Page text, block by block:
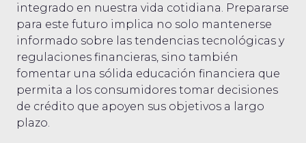
integrado en nuestra vida cotidiana. Prepararse
para este futuro implica no solo mantenerse
informado sobre las tendencias tecnológicas y
regulaciones financieras, sino también
fomentar una sólida educación financiera que
permita a los consumidores tomar decisiones
de crédito que apoyen sus objetivos a largo
plazo.